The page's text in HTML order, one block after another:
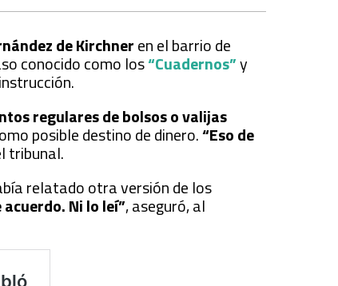
de Kirchneren el barrio de
conocido como los“Cuadernos”y
regulares de bolsos o valijas
posible destino de dinero.“Eso de
tribunal.
relatado otra versión de los
Ni lo leí”, aseguró, al